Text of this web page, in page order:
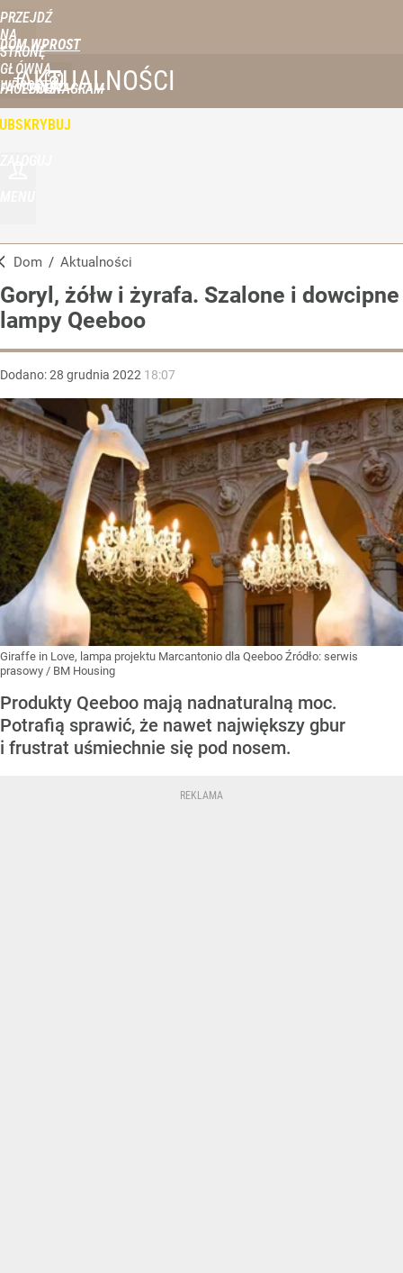
PRZEJDŹ
NA
STRONĘ
GŁÓWNĄ
WPROST.PL
DOM WPROST
FACEBOOKINSTAGRAM
AKTUALNOŚCI
Dom / Aktualności
Goryl, żółw i żyrafa. Szalone i dowcipne
lampy Qeeboo
Dodano:28 grudnia 2022 18:07
Giraffe in Love, lampa projektu Marcantonio dla Qeeboo Źródło: serwis
prasowy / BM Housing
Produkty Qeeboo mają nadnaturalną moc.
Potrafią sprawić, że nawet największy gbur
i frustrat uśmiechnie się pod nosem.